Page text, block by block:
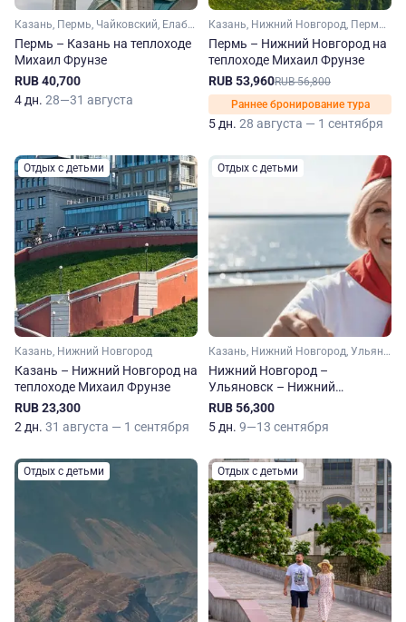
Казань, Пермь, Чайковский, Елабуга
Пермь – Казань на теплоходе
Михаил Фрунзе
RUB 40,700
4 дн. 28—31 августа
Казань, Нижний Новгород, Пермь, Чайковский, Елабуга
Пермь – Нижний Новгород на
теплоходе Михаил Фрунзе
RUB 53,960RUB 56,800
Раннее бронирование тура
5 дн. 28 августа — 1 сентября
Отдых с детьми
Казань, Нижний Новгород
Казань – Нижний Новгород на
теплоходе Михаил Фрунзе
RUB 23,300
2 дн. 31 августа — 1 сентября
Отдых с детьми
Казань, Нижний Новгород, Ульяновск, Чебоксары, Свияжск
Нижний Новгород –
Ульяновск – Нижний
Новгород на теплоходе
Михаил Фрунзе
RUB 56,300
5 дн. 9—13 сентября
Отдых с детьми Отдых с детьми